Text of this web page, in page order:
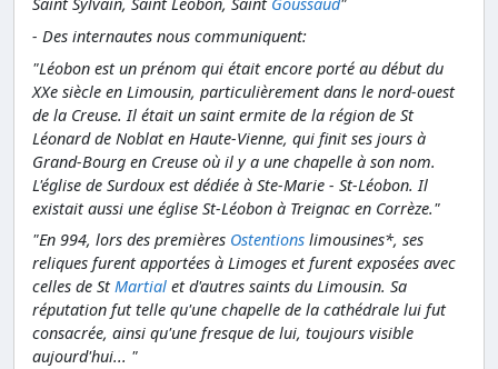
- Des internautes nous communiquent:
"Léobon est un prénom qui était encore porté au début du
XXe siècle en Limousin, particulièrement dans le nord-ouest
de la Creuse. Il était un saint ermite de la région de St
Léonard de Noblat en Haute-Vienne, qui finit ses jours à
Grand-Bourg en Creuse où il y a une chapelle à son nom.
L'église de Surdoux est dédiée à Ste-Marie - St-Léobon. Il
existait aussi une église St-Léobon à Treignac en Corrèze."
"En 994, lors des premières Ostentions limousines*, ses
reliques furent apportées à Limoges et furent exposées avec
celles de StMartial et d'autres saints du Limousin. Sa
réputation fut telle qu'une chapelle de la cathédrale lui fut
consacrée, ainsi qu'une fresque de lui, toujours visible
aujourd'hui... "